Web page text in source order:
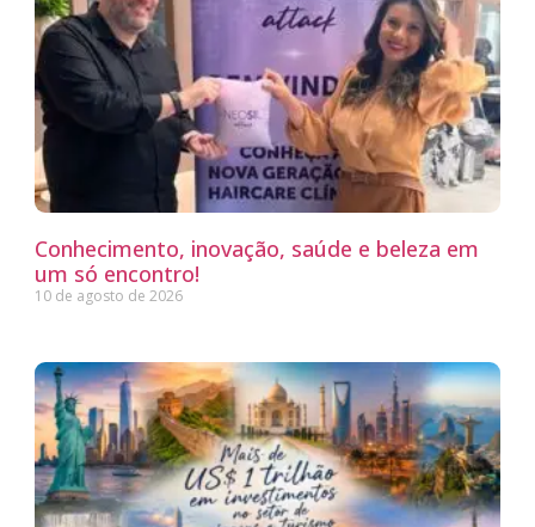
Conhecimento, inovação, saúde e beleza em
um só encontro!
10 de agosto de 2026